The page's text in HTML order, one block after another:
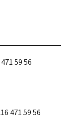
59 56
471 59 56